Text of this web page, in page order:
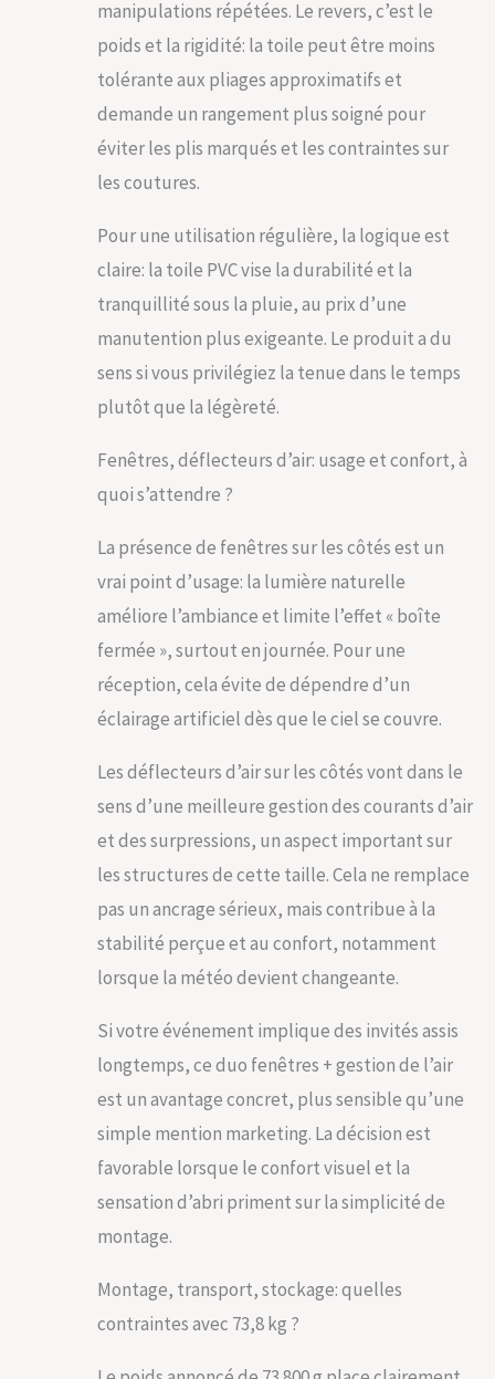
manipulations répétées. Le revers, c’est le
poids et la rigidité: la toile peut être moins
tolérante aux pliages approximatifs et
demande un rangement plus soigné pour
éviter les plis marqués et les contraintes sur
les coutures.
Pour une utilisation régulière, la logique est
claire: la toile PVC vise la durabilité et la
tranquillité sous la pluie, au prix d’une
manutention plus exigeante. Le produit a du
sens si vous privilégiez la tenue dans le temps
plutôt que la légèreté.
Fenêtres, déflecteurs d’air: usage et confort, à
quoi s’attendre ?
La présence de fenêtres sur les côtés est un
vrai point d’usage: la lumière naturelle
améliore l’ambiance et limite l’effet « boîte
fermée », surtout en journée. Pour une
réception, cela évite de dépendre d’un
éclairage artificiel dès que le ciel se couvre.
Les déflecteurs d’air sur les côtés vont dans le
sens d’une meilleure gestion des courants d’air
et des surpressions, un aspect important sur
les structures de cette taille. Cela ne remplace
pas un ancrage sérieux, mais contribue à la
stabilité perçue et au confort, notamment
lorsque la météo devient changeante.
Si votre événement implique des invités assis
longtemps, ce duo fenêtres + gestion de l’air
est un avantage concret, plus sensible qu’une
simple mention marketing. La décision est
favorable lorsque le confort visuel et la
sensation d’abri priment sur la simplicité de
montage.
Montage, transport, stockage: quelles
contraintes avec 73,8 kg ?